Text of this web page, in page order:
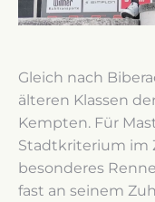
Gleich nach
älteren Klassen
Kempten. Für
Stadtkriterium im
besonderes
fast an seinem